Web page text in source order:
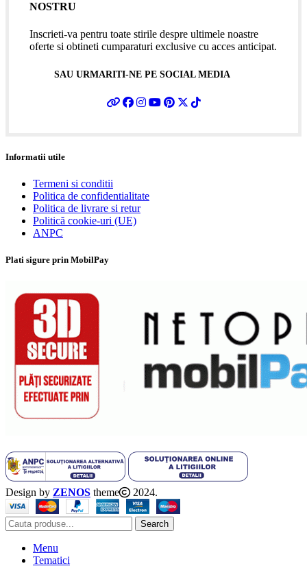
NOSTRU
Inscrieti-va pentru toate stirile despre ultimele noastre
oferte si obtineti cumparaturi exclusive cu acces anticipat.
SAU URMARITI-NE PE SOCIAL MEDIA
Informatii utile
Termeni si conditii
Politica de confidentialitate
Politica de livrare si retur
Politică cookie-uri (UE)
ANPC
Plati sigure prin MobilPay
Design by ZENOS theme 2024.
Search
Menu
Tematici